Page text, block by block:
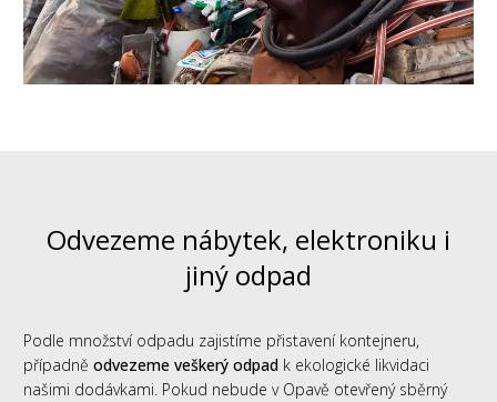
Odvezeme nábytek, elektroniku i
jiný odpad
Podle množství odpadu zajistíme přistavení kontejneru,
případně odvezeme veškerý odpad k ekologické likvidaci
našimi dodávkami. Pokud nebude v Opavě otevřený sběrný